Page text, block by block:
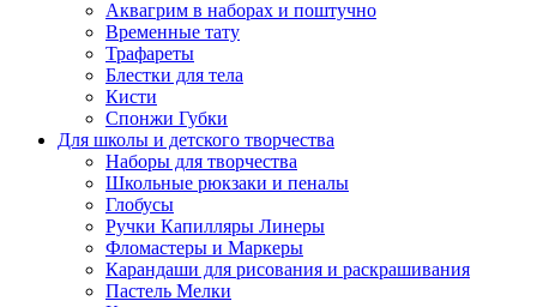
Аквагрим в наборах и поштучно
Временные тату
Трафареты
Блестки для тела
Кисти
Спонжи Губки
Для школы и детского творчества
Наборы для творчества
Школьные рюкзаки и пеналы
Глобусы
Ручки Капилляры Линеры
Фломастеры и Маркеры
Карандаши для рисования и раскрашивания
Пастель Мелки